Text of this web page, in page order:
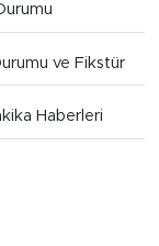
ve Fikstür
Haberleri